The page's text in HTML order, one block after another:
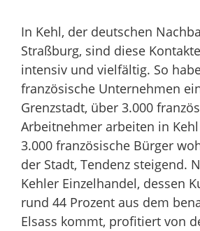
In Kehl, der deutschen
Straßburg, sind diese
intensiv und vielfältig. So
französische Unternehmen
Grenzstadt, über 3.000
Arbeitnehmer arbeiten in
3.000 französische Bürger
der Stadt, Tendenz steigend.
Kehler Einzelhandel, dessen
rund 44 Prozent aus dem
Elsass kommt, profitiert von